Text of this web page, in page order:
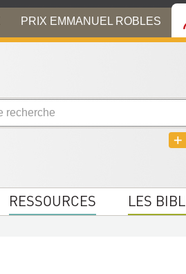
PRIX EMMANUEL ROBLES
RESSOURCES LES